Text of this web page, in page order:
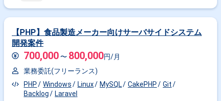
---------------------------------- ※弊社では、法人、請負いの案件は取り扱っておりませ
ん。
【PHP】食品製造メーカー向けサーバサイドシステム
開発案件
700,000 〜 800,000円/月
業務委託(フリーランス)
PHP
Windows Linux MySQL CakePHP
Git
Backlog
Laravel